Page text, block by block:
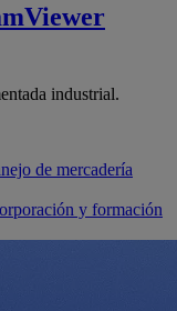
industrial.
de mercadería
y formación